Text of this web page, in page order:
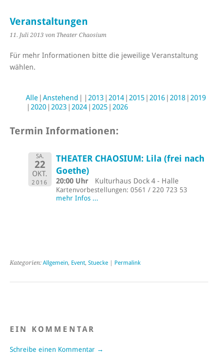
Veranstaltungen
11. Juli 2013 von Theater Chaosium
Für mehr Informationen bitte die jeweilige Veranstaltung
wählen.
Alle Anstehend 2013 2014 2015 2016 2018 2019
2020 2023 2024 2025 2026
Termin Informationen:
SA.
22
OKT.
2016
THEATER CHAOSIUM: Lila (frei nach
Goethe)
20:00 Uhr Kulturhaus Dock 4 - Halle
Kartenvorbestellungen: 0561 / 220 723 53
mehr Infos ...
Kategorien: Allgemein, Event, Stuecke | Permalink
EIN KOMMENTAR
Schreibe einen Kommentar →